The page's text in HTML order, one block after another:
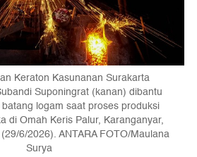
Keraton Kasunanan Surakarta
Suponingrat (kanan) dibantu
logam saat proses produksi
di Omah Keris Palur, Karanganyar,
6/2026). ANTARA FOTO/Maulana
Surya